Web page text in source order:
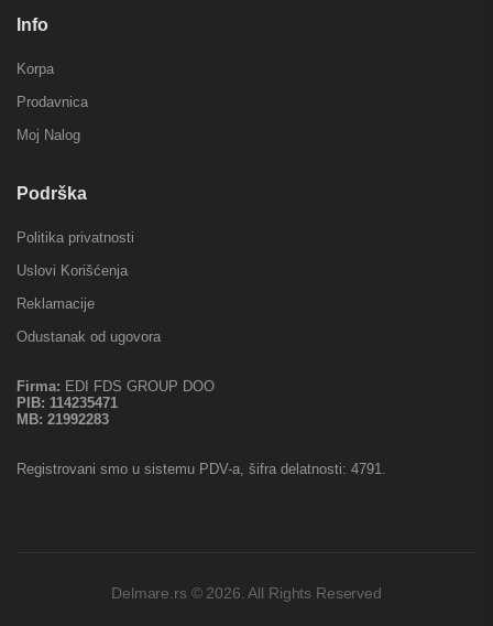
Info
Korpa
Prodavnica
Moj Nalog
Podrška
Politika privatnosti
Uslovi Korišćenja
Reklamacije
Odustanak od ugovora
Firma: EDI FDS GROUP DOO
PIB: 114235471
MB: 21992283
Registrovani smo u sistemu PDV-a, šifra delatnosti: 4791.
Delmare.rs © 2026. All Rights Reserved